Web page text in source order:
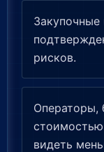
рисков.
видеть